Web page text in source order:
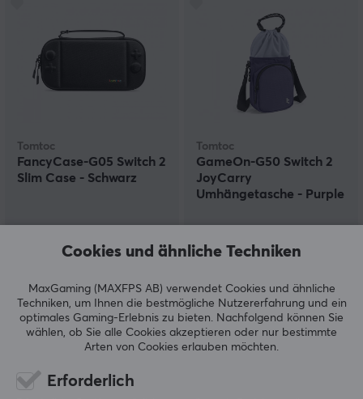
Tomtoc
FancyCase-G05 Switch 2
Slim Case - Schwarz
Tomtoc
GameOn-G50 Switch 2
JoyCarry
Umhängetasche - Purple
Cookies und ähnliche Techniken
MaxGaming (MAXFPS AB) verwendet Cookies und ähnliche
Techniken, um Ihnen die bestmögliche Nutzererfahrung und ein
optimales Gaming-Erlebnis zu bieten. Nachfolgend können Sie
wählen, ob Sie alle Cookies akzeptieren oder nur bestimmte
Arten von Cookies erlauben möchten.
Erforderlich